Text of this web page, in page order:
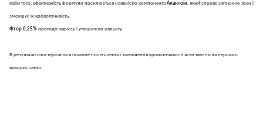
Крім того, ефективність формули посилюється наявністю компонента Алантоїн, який сприяє загоєнню ясен і
зменшує їх кровоточивість.
Фтор 0,25% протидіє карієсу і утворенню нальоту.
В результаті спостерігається помітне полегшення і зменшення кровоточивості ясен вже після першого
використання.